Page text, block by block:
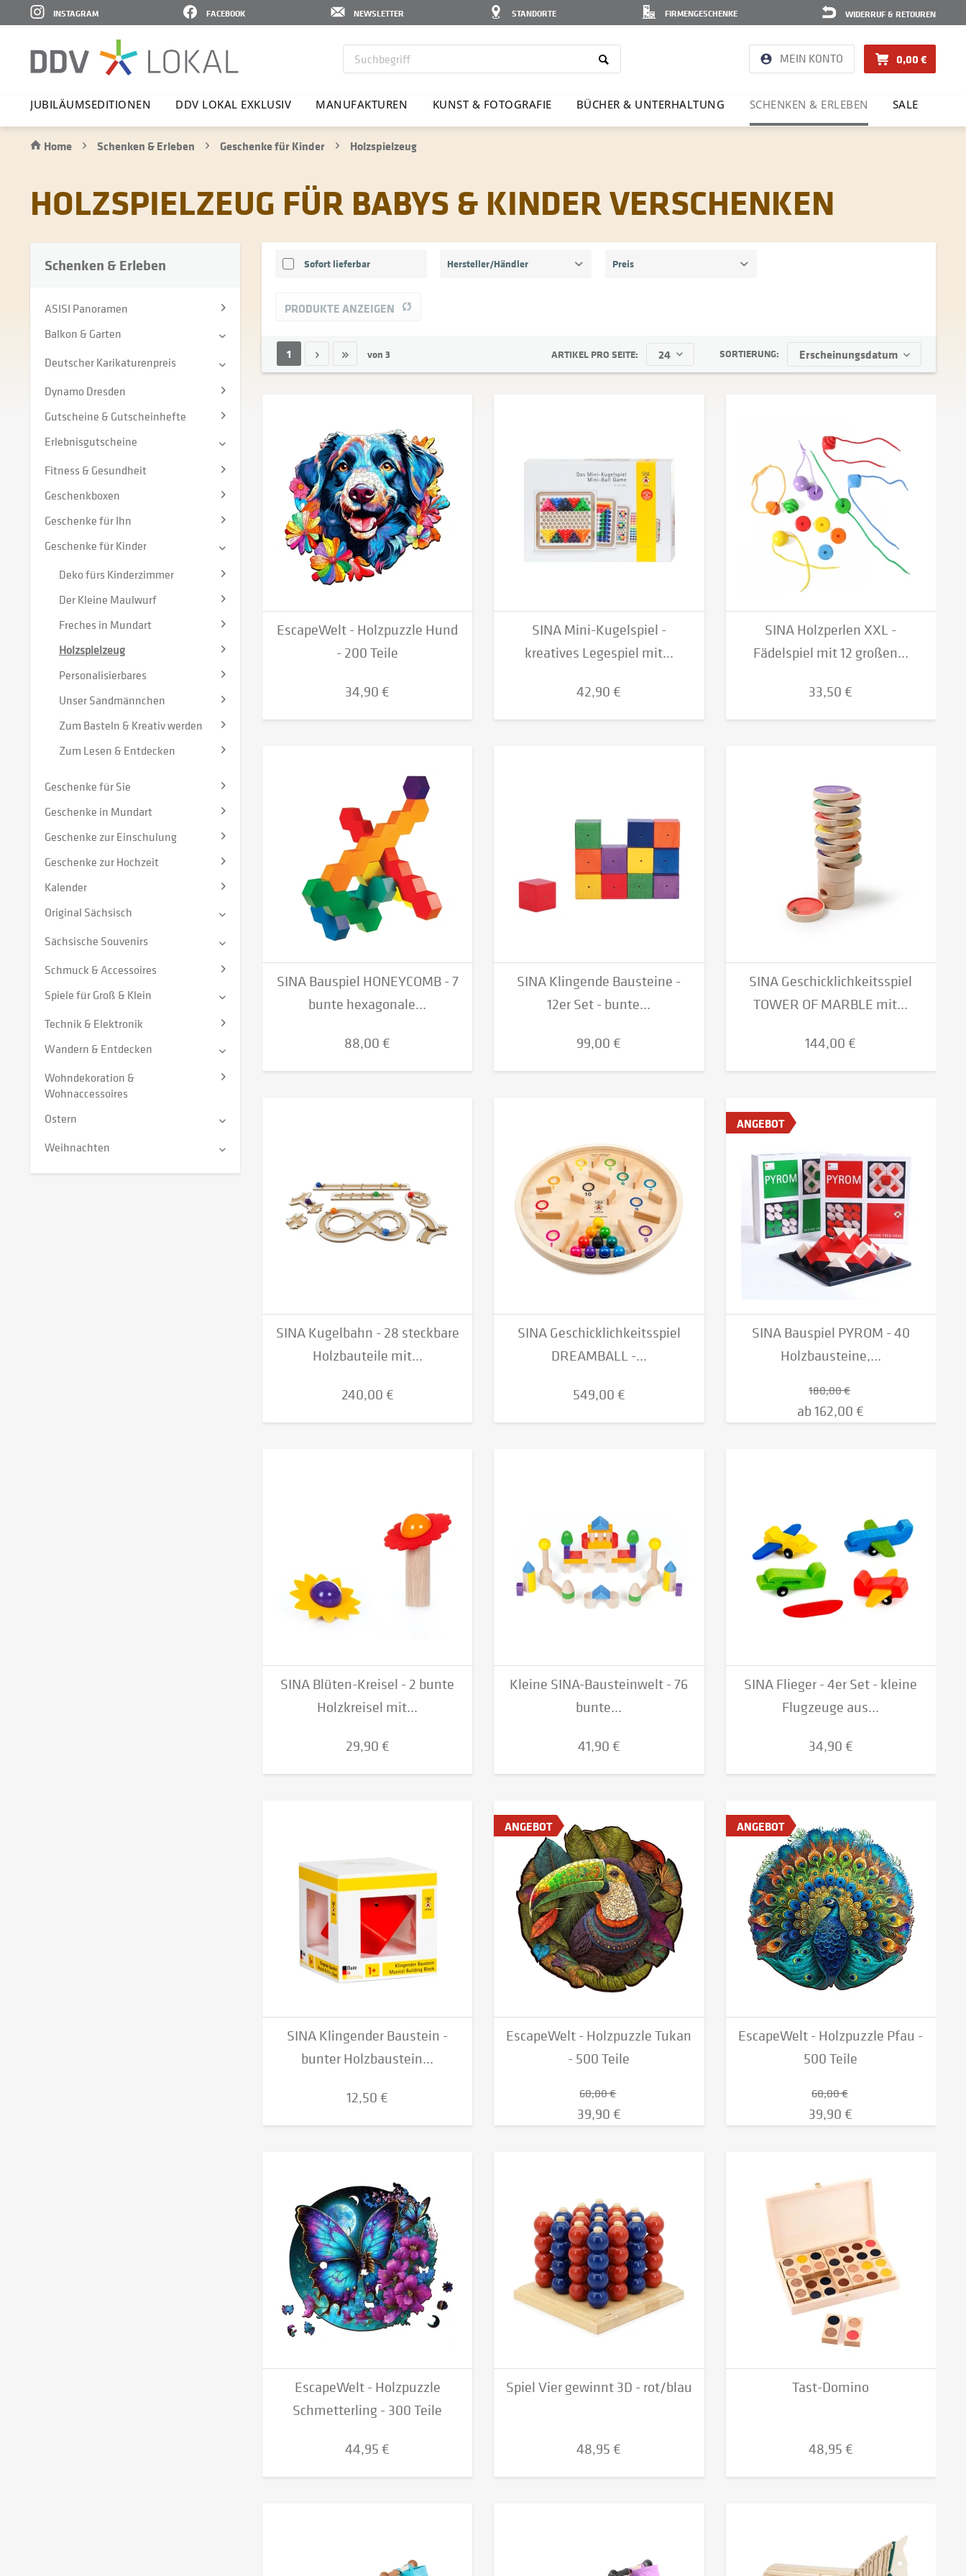
WIDERRUF & RETOUREN
FIRMENGESCHENKE
STANDORTE
NEWSLETTER
FACEBOOK
INSTAGRAM
MEIN KONTO 0,00 €
JUBI­LÄ­UMS­E­DI­TIONEN DDV LOKAL EXKLUSIV MANU­FAK­TUREN KUNST & FOTO­GRAFIE BÜCHER & UNTER­HAL­TUNG SCHENKEN & ERLEBEN SALE
Home Schenken & Erleben Geschenke für Kinder Holzspielzeug
HOLZSPIELZEUG FÜR BABYS & KINDER VERSCHENKEN
Schenken & Erleben
ASISI Panoramen
Balkon & Garten
Deutscher Karikaturenpreis
Dynamo Dresden
Gutscheine & Gutscheinhefte
Erlebnisgutscheine
Fitness & Gesundheit
Geschenkboxen
Geschenke für Ihn
Geschenke für Kinder
Deko fürs Kinderzimmer
Der Kleine Maulwurf
Freches in Mundart
Holzspielzeug
Personalisierbares
Unser Sandmännchen
Zum Basteln & Kreativ werden
Zum Lesen & Entdecken
Geschenke für Sie
Geschenke in Mundart
Geschenke zur Einschulung
Geschenke zur Hochzeit
Kalender
Original Sächsisch
Sächsische Souvenirs
Schmuck & Accessoires
Spiele für Groß & Klein
Technik & Elektronik
Wandern & Entdecken
Wohndekoration &
Wohnaccessoires
Ostern
Weihnachten
Sofort lieferbar Hersteller/Händler
HOLZDING – Ronny Kieschke
leonos® - Städtler MediaMarketing GmbH - DS
TicToys GmbH
Preis
PRODUKTE ANZEIGEN
1 von 3 SORTIERUNG:
ARTIKEL PRO SEITE:
EscapeWelt - Holzpuzzle Hund
- 200 Teile
34,90 €
SINA Mini-Kugelspiel -
kreatives Legespiel mit...
42,90 €
SINA Holzperlen XXL -
Fädelspiel mit 12 großen...
33,50 €
SINA Bauspiel HONEYCOMB - 7
bunte hexagonale...
88,00 €
SINA Klingende Bausteine -
12er Set - bunte...
99,00 €
SINA Geschicklichkeitsspiel
TOWER OF MARBLE mit...
144,00 €
SINA Kugelbahn - 28 steckbare
Holzbauteile mit...
240,00 €
SINA Geschicklichkeitsspiel
DREAMBALL -...
549,00 €
ANGEBOT
SINA Bauspiel PYROM - 40
Holzbausteine,...
180,00 €
ab 162,00 €
SINA Blüten-Kreisel - 2 bunte
Holzkreisel mit...
29,90 €
Kleine SINA-Bausteinwelt - 76
bunte...
41,90 €
SINA Flieger - 4er Set - kleine
Flugzeuge aus...
34,90 €
SINA Klingender Baustein -
bunter Holzbaustein...
12,50 €
ANGEBOT
EscapeWelt - Holzpuzzle Tukan
- 500 Teile
60,00 €
39,90 €
ANGEBOT
EscapeWelt - Holzpuzzle Pfau -
500 Teile
60,00 €
39,90 €
EscapeWelt - Holzpuzzle
Schmetterling - 300 Teile
44,95 €
Spiel Vier gewinnt 3D - rot/blau
48,95 €
Tast-Domino
48,95 €